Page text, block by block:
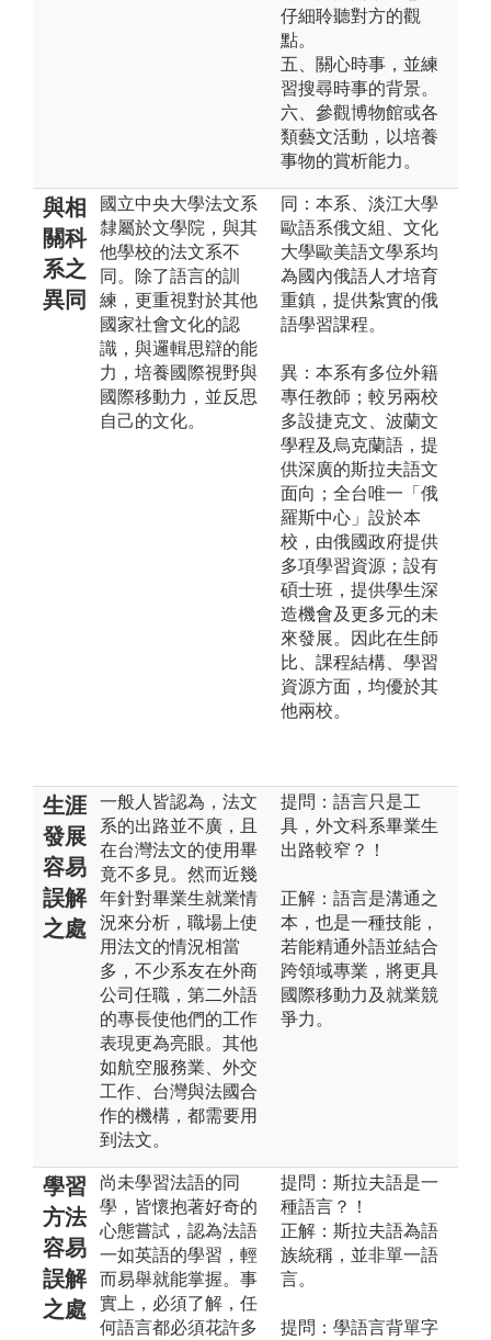
仔細聆聽對方的觀
點。
五、關心時事，並練
習搜尋時事的背景。
六、參觀博物館或各
類藝文活動，以培養
事物的賞析能力。
與相
關科
系之
異同
國立中央大學法文系
隸屬於文學院，與其
他學校的法文系不
同。除了語言的訓
練，更重視對於其他
國家社會文化的認
識，與邏輯思辯的能
力，培養國際視野與
國際移動力，並反思
自己的文化。
同：本系、淡江大學
歐語系俄文組、文化
大學歐美語文學系均
為國內俄語人才培育
重鎮，提供紮實的俄
語學習課程。
異：本系有多位外籍
專任教師；較另兩校
多設捷克文、波蘭文
學程及烏克蘭語，提
供深廣的斯拉夫語文
面向；全台唯一「俄
羅斯中心」設於本
校，由俄國政府提供
多項學習資源；設有
碩士班，提供學生深
造機會及更多元的未
來發展。因此在生師
比、課程結構、學習
資源方面，均優於其
他兩校。
生涯
發展
容易
誤解
之處
一般人皆認為，法文
系的出路並不廣，且
在台灣法文的使用畢
竟不多見。然而近幾
年針對畢業生就業情
況來分析，職場上使
用法文的情況相當
多，不少系友在外商
公司任職，第二外語
的專長使他們的工作
表現更為亮眼。其他
如航空服務業、外交
工作、台灣與法國合
作的機構，都需要用
到法文。
提問：語言只是工
具，外文科系畢業生
出路較窄？！
正解：語言是溝通之
本，也是一種技能，
若能精通外語並結合
跨領域專業，將更具
國際移動力及就業競
爭力。
學習
方法
容易
誤解
之處
尚未學習法語的同
學，皆懷抱著好奇的
心態嘗試，認為法語
一如英語的學習，輕
而易舉就能掌握。事
實上，必須了解，任
何語言都必須花許多
提問：斯拉夫語是一
種語言？！
正解：斯拉夫語為語
族統稱，並非單一語
言。
提問：學語言背單字